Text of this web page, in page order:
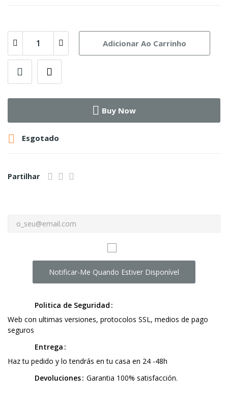
Adicionar Ao Carrinho
Buy Now
 Esgotado
Partilhar
Notificar-Me Quando Estiver Disponível
Politica de Seguridad
Web con ultimas versiones, protocolos SSL, medios de pago
seguros
Entrega
Haz tu pedido y lo tendrás en tu casa en 24 -48h
Devoluciones Garantia 100% satisfacción.